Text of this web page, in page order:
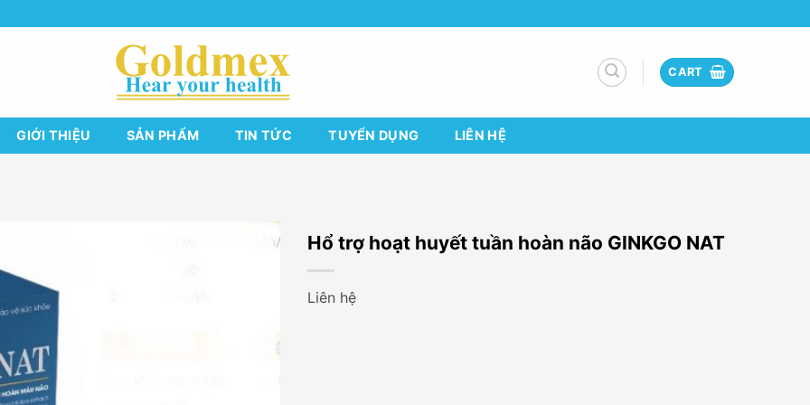
CART
GIỚI THIỆU SẢN PHẨM TIN TỨC TUYỂN DỤNG LIÊN HỆ
Hổ trợ hoạt huyết tuần hoàn não GINKGO NAT
Liên hệ